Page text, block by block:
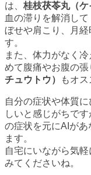
は、 桂枝茯苓丸（ケ
血の滞りを解消し
ぼせや肩こり、月
す。
また、体力がなく
めて腹痛やお腹の
チュウトウ）
もオス
自分の症状や体質
しいと感じがちで
の症状を元にAIが
ます。
自宅にいながら気
みてくださいね。